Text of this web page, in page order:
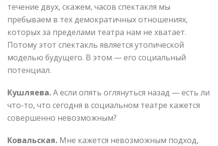
течение двух, скажем, часов спектакля мы
пребываем в тех демократичных отношениях,
которых за пределами театра нам не хватает.
Потому этот спектакль является утопической
моделью будущего. В этом — его социальный
потенциал.
Кушляева.А если опять оглянуться назад — есть ли
что-то, что сегодня в социальном театре кажется
совершенно невозможным?
Ковальская. Мне кажется невозможным подход,